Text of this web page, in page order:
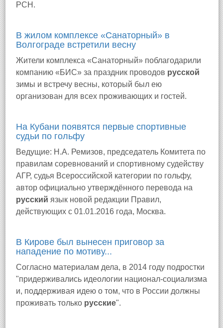
РСН.
В жилом комплексе «Санаторный» в
Волгограде встретили весну
Жители комплекса «Санаторный» поблагодарили
компанию «БИС» за праздник проводов русской
зимы и встречу весны, который был ею
организован для всех проживающих и гостей.
На Кубани появятся первые спортивные
судьи по гольфу
Ведущие: Н.А. Ремизов, председатель Комитета по
правилам соревнований и спортивному судейству
АГР, судья Всероссийской категории по гольфу,
автор официально утверждённого перевода на
русский язык новой редакции Правил,
действующих с 01.01.2016 года, Москва.
В Кирове был вынесен приговор за
нападение по мотиву...
Согласно материалам дела, в 2014 году подростки
"придерживались идеологии национал-социализма
и, поддерживая идею о том, что в России должны
проживать только русские".